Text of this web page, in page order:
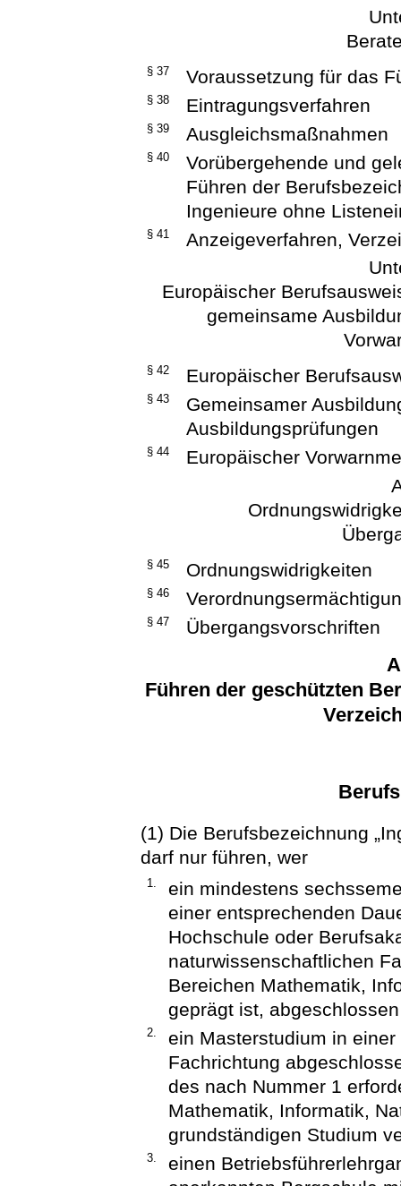
§ 37 Voraussetzung für das
§ 38 Eintragungsverfahren
§ 39 Ausgleichsmaßnahmen
§ 40
Vorübergehende und
Führen der
Ingenieure ohne
§ 41
Anzeigeverfahren,
Europäischer
gemeinsame
§ 42 Europäischer
§ 43
Gemeinsamer
Ausbildungsprüfungen
§ 44
Europäischer
§ 45 Ordnungswidrigkeiten
§ 46
§ 47 Übergangsvorschriften
Führen der geschützten
(1) Die Berufsbezeichnung
darf nur führen, wer
1.
ein mindestens
einer entsprechenden
Hochschule oder
naturwissenschaftlichen
Bereichen Mathematik,
geprägt ist,
2.
ein Masterstudium in
Fachrichtung
des nach Nummer 1
Mathematik, Informatik,
grundständigen Studium
3.
einen